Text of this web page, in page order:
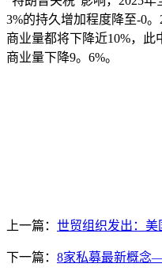
3%的持久增加程度降至-0
商业量都将下降近10%，此
商业量下降9。6%。
上一篇： 世贸组织发出：
下一篇： 8家私募最新概念